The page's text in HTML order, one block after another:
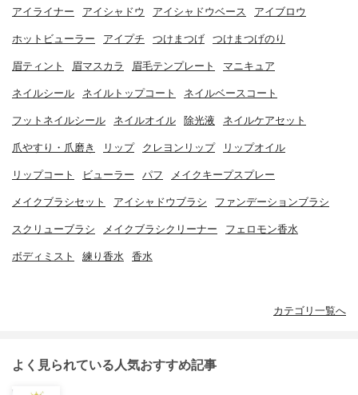
アイライナー アイシャドウ アイシャドウベース アイブロウ
ホットビューラー アイプチ つけまつげ つけまつげのり
眉ティント 眉マスカラ 眉毛テンプレート マニキュア
ネイルシール ネイルトップコート ネイルベースコート
フットネイルシール ネイルオイル 除光液 ネイルケアセット
爪やすり・爪磨き リップ クレヨンリップ リップオイル
リップコート ビューラー パフ メイクキープスプレー
メイクブラシセット アイシャドウブラシ ファンデーションブラシ
スクリューブラシ メイクブラシクリーナー フェロモン香水
ボディミスト 練り香水 香水
カテゴリ一覧へ
よく見られている人気おすすめ記事